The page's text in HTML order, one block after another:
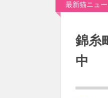
最新猫ニュー
錦糸
中